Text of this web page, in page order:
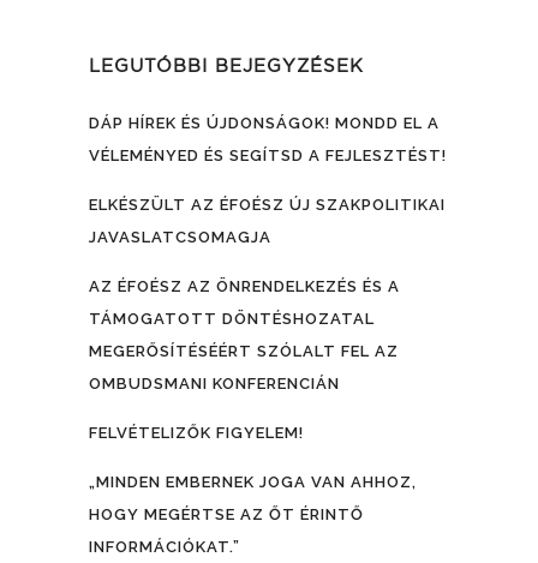
LEGUTÓBBI BEJEGYZÉSEK
DÁP HÍREK ÉS ÚJDONSÁGOK! MONDD EL A
VÉLEMÉNYED ÉS SEGÍTSD A FEJLESZTÉST!
ELKÉSZÜLT AZ ÉFOÉSZ ÚJ SZAKPOLITIKAI
JAVASLATCSOMAGJA
AZ ÉFOÉSZ AZ ÖNRENDELKEZÉS ÉS A
TÁMOGATOTT DÖNTÉSHOZATAL
MEGERŐSÍTÉSÉÉRT SZÓLALT FEL AZ
OMBUDSMANI KONFERENCIÁN
FELVÉTELIZŐK FIGYELEM!
„MINDEN EMBERNEK JOGA VAN AHHOZ,
HOGY MEGÉRTSE AZ ŐT ÉRINTŐ
INFORMÁCIÓKAT.”